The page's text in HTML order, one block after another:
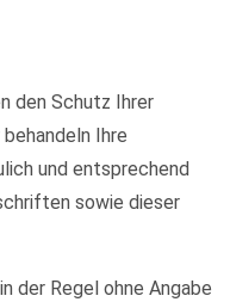
den Schutz Ihrer
Ihre
und entsprechend
sowie dieser
der Regel ohne Angabe